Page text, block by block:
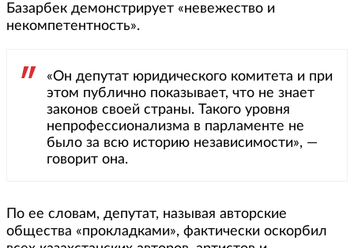
Базарбек демонстрирует «невежество и
некомпетентность».
«Он депутат юридического комитета и при
этом публично показывает, что не знает
законов своей страны. Такого уровня
непрофессионализма в парламенте не
было за всю историю независимости», —
говорит она.
По ее словам, депутат, называя авторские
общества «прокладками», фактически оскорбил